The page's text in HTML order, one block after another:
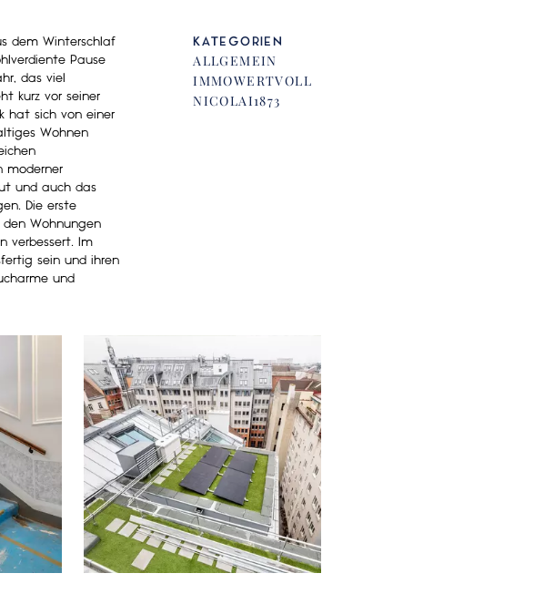
dem Winterschlaf
Pause
das viel
kurz vor seiner
hat sich von einer
Wohnen
moderner
und auch das
Die erste
den Wohnungen
verbessert. Im
sein und ihren
und
KATEGORIEN
ALLGEMEIN
IMMOWERTVOLL
NICOLAI1873